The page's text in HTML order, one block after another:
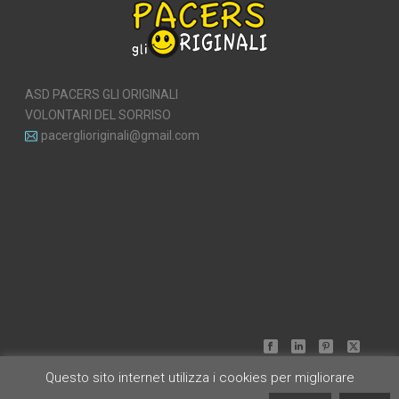
ASD PACERS GLI ORIGINALI
VOLONTARI DEL SORRISO
pacerglioriginali@gmail.com
Questo sito internet utilizza i cookies per migliorare